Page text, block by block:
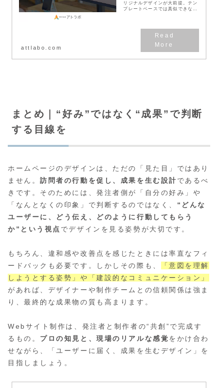
リジナルデザインが大前提。テン
プレートベースでは真似できな
合わせたトータルデザイ...
attlabo.com
まとめ｜“好み”ではなく“成果”で判断
する目線を
ホームページのデザインは、ただの「見た目」ではあり
ません。訪問者の行動を促し、成果を生む設計 であるべ
きです。そのためには、発注者側が「自分の好み」や
「なんとなくの印象」で判断するのではなく、 “どんな
ユーザーに、どう伝え、どのように行動してもらう
か”という視点 でデザインを見る姿勢が大切です。
もちろん、違和感や改善点を感じたときには率直なフィ
ードバックも必要です。しかしその際も、
「意図を理解
しようとする姿勢」や「建設的なコミュニケーション」
があれば、デザイナーや制作チームとの信頼関係は強ま
り、最終的な成果物の質も高まります。
Webサイト制作は、発注者と制作者の“共創”で完成す
るもの。 プロの知見と、現場のリアルな感覚をかけ合わ
せながら、「ユーザーに届く、成果を生むデザイン」を
目指しましょう。